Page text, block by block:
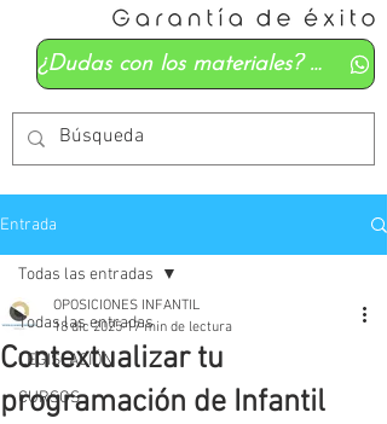
¿Dudas con los materiales? Mándanos un whatsapp
Entrada
Todas las entradas
LEGISLACIÓN
CURSOS
Todas las entradas
Contextualizar tu
programación de Infantil
OPOSICIONES INFANTIL
18 dic 2025 17 min de lectura